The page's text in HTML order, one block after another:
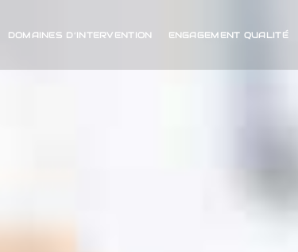
DOMAINES D’INTERVENTION ENGAGEMENT QUALITÉ